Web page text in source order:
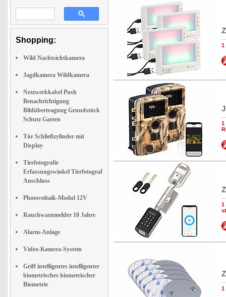
Shopping:
Wild Nachtsichtkamera
Jagdkamera Wildkamera
Netzwerkkabel Push
Benachrichtigung
Bildübertragung Grundstück
Schutz Garten
Tür Schließzylinder mit
Display
Tierfotografie
Erfassungswinkel Tierfotograf
Anschluss
Photovoltaik-Modul 12V
Rauchwarnmelder 10 Jahre
Alarm-Anlage
Video-Kamera-System
Griff intelligentes intelligenter
biometrisches biometrischer
Biometrie
1
1
1
1